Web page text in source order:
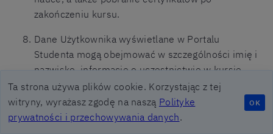
Ta strona używa plików cookie. Korzystając z tej
witryny, wyrażasz zgodę na naszą Polityke
prywatności i przechowywania danych.
OK
zakończeniu kursu.
Dane Użytkownika wyświetlane w Portalu
Studenta mogą obejmować w szczególności imię i
nazwisko, informacje o uczestnictwie w kursie
oraz o postępach w nauce.
W przypadku dostępu do Usług zapewnianego
przez Zamawiającego zakres danych
Skontaktuj się